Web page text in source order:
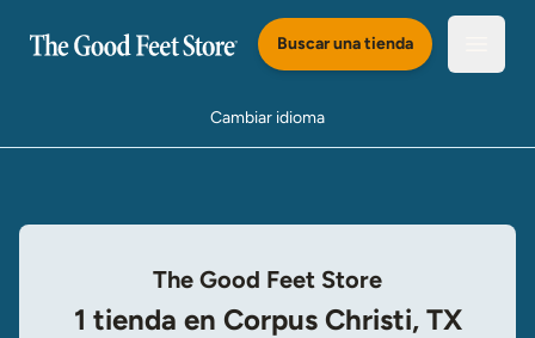
Buscar una tienda
Cambiar idioma
The Good Feet Store
1 tienda en Corpus Christi, TX